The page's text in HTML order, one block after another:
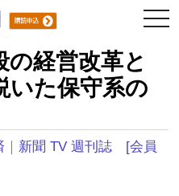
の経営改革と
いた保守系の
｜ 新聞 TV 週刊誌
[会員